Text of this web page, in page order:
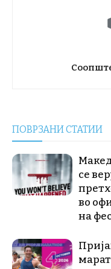
ПОВРЗАНИ СТАТИИ
се
во
на